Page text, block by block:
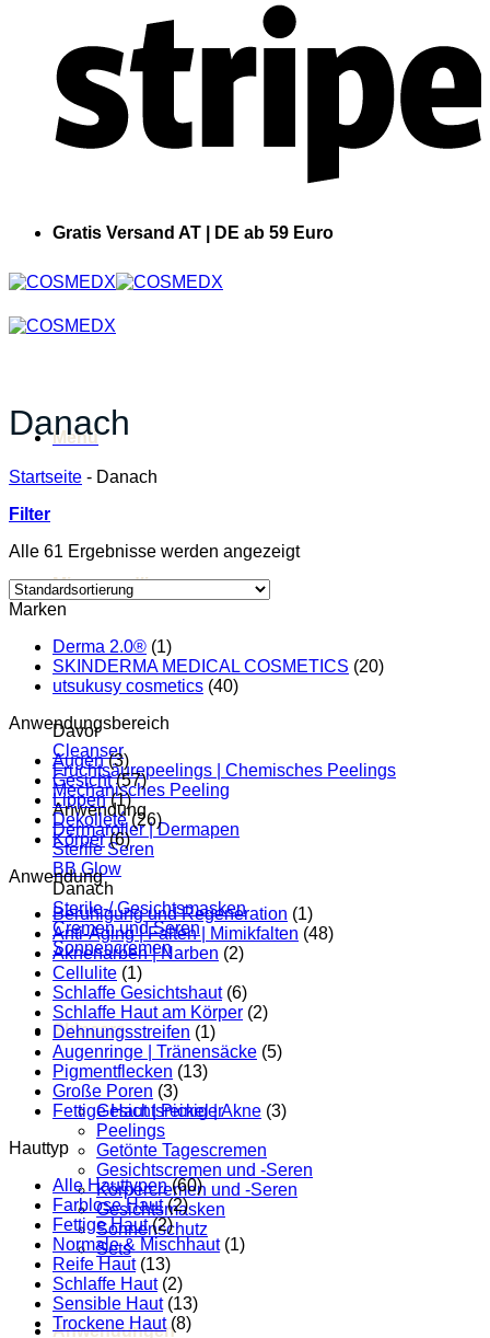
Gratis Versand AT | DE ab 59 Euro
Menü
Microneedling
Davor
Cleanser
Fruchtsäurepeelings | Chemisches Peelings
Mechanisches Peeling
Anwendung
Dermaroller | Dermapen
Sterile Seren
BB Glow
Danach
Sterile-/ Gesichtsmasken
Cremen und Seren
Sonnencremen
Skincare
Gesichtsreiniger
Peelings
Getönte Tagescremen
Gesichtscremen und -Seren
Körpercremen und -Seren
Gesichtsmasken
Sonnenschutz
Sets
Anwendungen
Danach
Startseite - Danach
Filter
Alle 61 Ergebnisse werden angezeigt
Marken
Derma 2.0® (1)
SKINDERMA MEDICAL COSMETICS (20)
utsukusy cosmetics (40)
Anwendungsbereich
Augen (3)
Gesicht (57)
Lippen (1)
Dekolleté (26)
Körper (6)
Anwendung
Beruhigung und Regeneration (1)
Anti-Aging | Falten | Mimikfalten (48)
Aknenarben | Narben (2)
Cellulite (1)
Schlaffe Gesichtshaut (6)
Schlaffe Haut am Körper (2)
Dehnungsstreifen (1)
Augenringe | Tränensäcke (5)
Pigmentflecken (13)
Große Poren (3)
Fettige Haut | Pickel | Akne (3)
Hauttyp
Alle Hauttypen (60)
Farblose Haut (2)
Fettige Haut (2)
Normale & Mischhaut (1)
Reife Haut (13)
Schlaffe Haut (2)
Sensible Haut (13)
Trockene Haut (8)